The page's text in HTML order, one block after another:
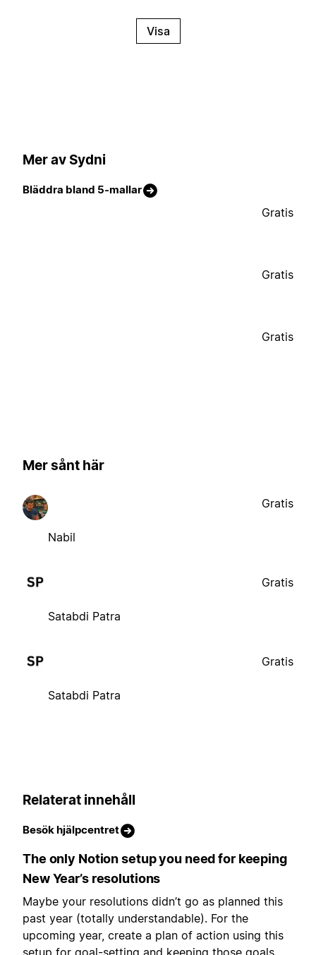
Visa
Mer av Sydni
Bläddra bland 5-mallar
Gratis
Gratis
Gratis
Mer sånt här
Nabil
Gratis
Satabdi Patra
Gratis
Satabdi Patra
Gratis
Relaterat innehåll
Besök hjälpcentret
The only Notion setup you need for keeping
New Year’s resolutions
Maybe your resolutions didn’t go as planned this
past year (totally understandable). For the
upcoming year, create a plan of action using this